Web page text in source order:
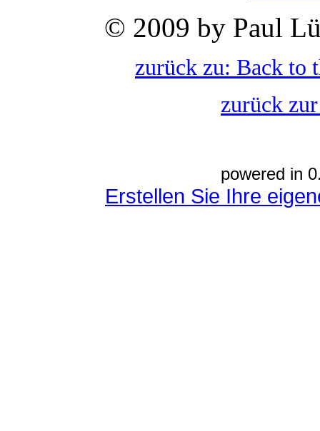
© 2009 by Paul
zurück zu: Back to
zurück
powered in
Erstellen Sie Ihre